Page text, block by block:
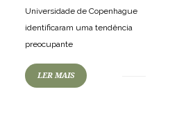
Universidade de Copenhague
identificaram uma tendência
preocupante
LER MAIS